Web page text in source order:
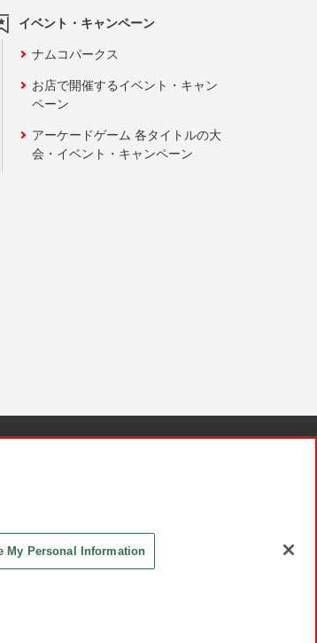
イベント・キャンペーン
ナムコパークス
お店で開催するイベント・キャン
ペーン
アーケードゲーム 各タイトルの大
会・イベント・キャンペーン
My Personal Information